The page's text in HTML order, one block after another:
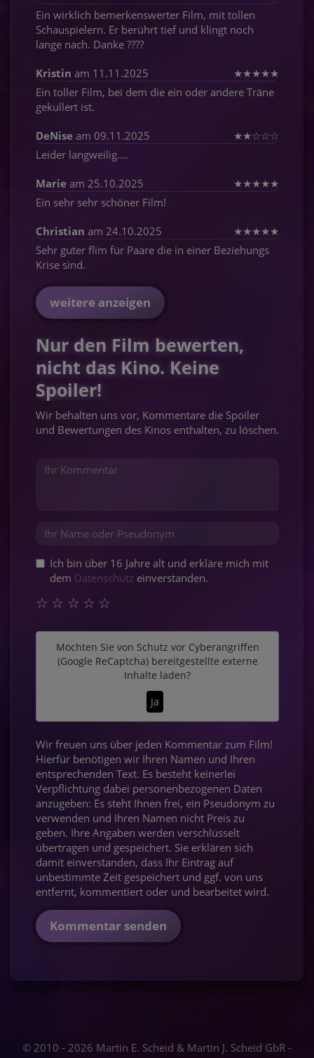
Ein wirklich bemerkenswerter Film, mit tollen
Schauspielern. Er berührt tief und klingt noch
lange nach. Danke ????
Kristin am 11.11.2025 ★★★★★
Ein toller Film, bei dem die ein oder andere Träne
gekullert ist.
DeNise am 09.11.2025 ★★☆☆☆
Leider langweilig….
Marie am 25.10.2025 ★★★★★
Ein sehr sehr schöner Film!
Christian am 24.10.2025 ★★★★★
Sehr guter flim für Paare die in einer Beziehungs
Krise sind.
weitere anzeigen
Nur den Film bewerten,
nicht das Kino. Keine
Spoiler!
Wir behalten uns vor, Kommentare die Spoiler
und Bewertungen des Kinos enthalten, zu löschen.
Ich bin über 16 Jahre alt und erkläre mich mit
dem Datenschutz einverstanden.
☆
☆
☆
☆
☆
Möchten Sie von Schutz vor Cyberangriffen
(Google ReCaptcha)bereitgestellte externe
Inhalte laden?
Ja
Wir freuen uns über jeden Kommentar zum Film!
Hierfür benötigen wir Ihren Namen und Ihren
entsprechenden Text. Es besteht keinerlei
Verpflichtung dabei personenbezogenen Daten
anzugeben: Es steht Ihnen frei, ein Pseudonym zu
verwenden und Ihren Namen nicht Preis zu
geben. Ihre Angaben werden verschlüsselt
übertragen und gespeichert. Sie erklären sich
damit einverstanden, dass Ihr Eintrag auf
unbestimmte Zeit gespeichert und ggf. von uns
entfernt, kommentiert oder und bearbeitet wird.
Kommentar senden
© 2010 - 2026 Martin E. Scheid & Martin J. Scheid GbR -